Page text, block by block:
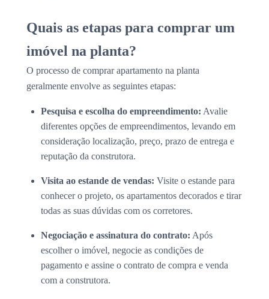
Quais as etapas para comprar um
imóvel na planta?
O processo de comprar apartamento na planta
geralmente envolve as seguintes etapas:
Pesquisa e escolha do empreendimento: Avalie
diferentes opções de empreendimentos, levando em
consideração localização, preço, prazo de entrega e
reputação da construtora.
Visita ao estande de vendas: Visite o estande para
conhecer o projeto, os apartamentos decorados e tirar
todas as suas dúvidas com os corretores.
Negociação e assinatura do contrato: Após
escolher o imóvel, negocie as condições de
pagamento e assine o contrato de compra e venda
com a construtora.